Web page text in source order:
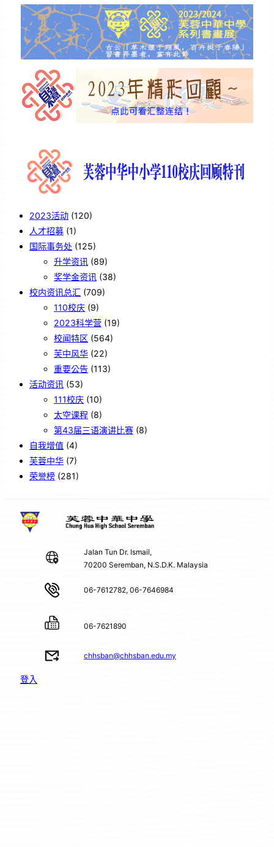
2023活动 (120)
人才招募 (1)
国际事务处 (125)
升学资讯 (89)
奖学金资讯 (38)
校内资讯总汇 (709)
110校庆 (9)
2023科学营 (19)
校闻特区 (564)
芙中风华 (22)
重要公告 (113)
活动资讯 (53)
111校庆 (10)
太空课程 (8)
第43届三语演讲比赛 (8)
自我增值 (4)
芙蓉中华 (7)
荣誉榜 (281)
Jalan Tun Dr. Ismail,
70200 Seremban, N.S.D.K. Malaysia
06-7612782, 06-7646984
06-7621890
chhsban@chhsban.edu.my
登入